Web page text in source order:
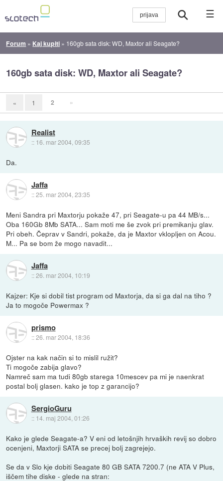
☰
Forum » Kaj kupiti » 160gb sata disk: WD, Maxtor ali Seagate?
160gb sata disk: WD, Maxtor ali Seagate?
« 1 2 »
Realist
:: 16. mar 2004, 09:35
Da.
Jaffa
::25. mar 2004, 23:35
Meni Sandra pri Maxtorju pokaže 47, pri Seagate-u pa 44 MB/s...
Oba 160Gb 8Mb SATA... Sam moti me še zvok pri premikanju glav.
Pri obeh. Čeprav v Sandri, pokaže, da je Maxtor vklopljen on Acou.
M... Pa se bom že mogo navadit...
Jaffa
::26. mar 2004, 10:19
Kajzer: Kje si dobil tist program od Maxtorja, da si ga dal na tiho ?
Ja to mogoče Powermax ?
prismo
::26. mar 2004, 18:36
Ojster na kak način si to mislil ružit?
Ti mogoče zabija glavo?
Namreč sam ma tudi 80gb starega 10mescev pa mi je naenkrat
postal bolj glasen. kako je top z garancijo?
SergioGuru
:: 14. maj 2004, 01:26
Kako je glede Seagate-a? V eni od letošnjih hrvaških revij so dobro
ocenjeni, Maxtorji SATA se precej bolj zagrejejo.
Se da v Slo kje dobiti Seagate 80 GB SATA 7200.7 (ne ATA V Plus,
iščem tihe diske - glede na stran: